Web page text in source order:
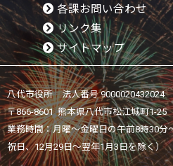
各課お問い合わせ
リンク集
サイトマップ
八代市役所 法人番号 9000020432024
〒866-8601 熊本県八代市松江城町1-25
業務時間：月曜～金曜日の午前8時30分
祝日、12月29日～翌年1月3日を除く）